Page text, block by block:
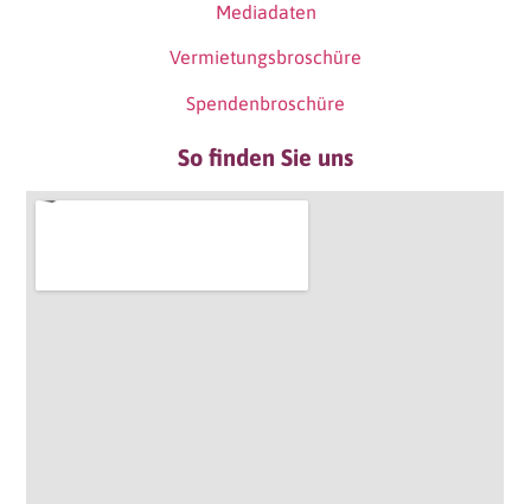
Mediadaten
Vermietungsbroschüre
Spendenbroschüre
So finden Sie uns